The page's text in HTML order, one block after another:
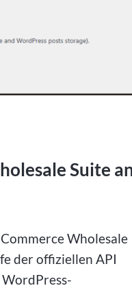
Suite
Wholesale
der offiziellen API